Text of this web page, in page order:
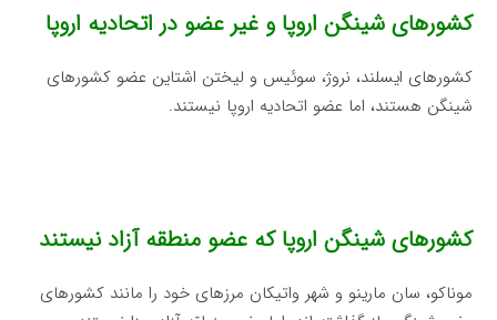
کشورهای شینگن اروپا و غیر عضو در اتحادیه اروپا
کشورهای ایسلند، نروژ، سوئیس و لیختن اشتاین عضو کشورهای
شینگن هستند، اما عضو اتحادیه اروپا نیستند.
کشورهای شینگن اروپا که عضو منطقه آزاد نیستند
موناکو، سان مارینو و شهر واتیکان مرزهای خود را مانند کشورهای